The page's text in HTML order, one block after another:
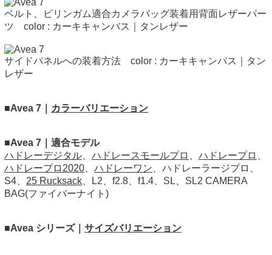
ベルト、ビリンガム適合カメラバッグ装着用背面レザーパー
ツ color : カーキキャンバス｜タンレザー
サイドパネルへの装着方法 color : カーキキャンバス｜タン
レザー
■Avea 7｜ カラーバリエーション
■Avea 7｜適合モデル
ハドレーデジタル
ハドレースモールプロ ハドレープロ
ハドレープロ2020
ハドレーワン 、ハドレーラージプロ、
S4、 25 Rucksack 、L2、f2.8、f1.4、SL、SL2 CAMERA
BAG(ファイバーナイト)
■Avea シリーズ｜ サイズバリエーション